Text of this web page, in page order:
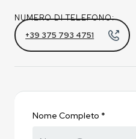
NUMERO DI TELEFONO:
+39 375 793 4751
Nome Completo *